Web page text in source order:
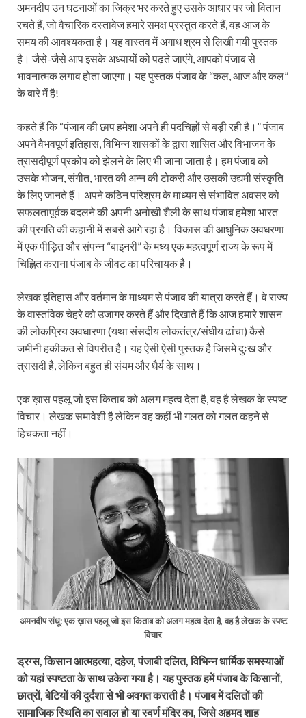
अमनदीप उन घटनाओं का जिक्र भर करते हुए उसके आधार पर जो वितान
रचते हैं, जो वैचारिक दस्तावेज हमारे समक्ष प्रस्तुत करते हैं, वह आज के
समय की आवश्यकता है। यह वास्तव में अगाध श्रम से लिखी गयी पुस्तक
है। जैसे-जैसे आप इसके अध्यायों को पढ़ते जाएंगे, आपको पंजाब से
भावनात्मक लगाव होता जाएगा। यह पुस्तक पंजाब के “कल, आज और कल”
के बारे में है!
कहते हैं कि “पंजाब की छाप हमेशा अपने ही पदचिह्नों से बड़ी रही है।” पंजाब
अपने वैभवपूर्ण इतिहास, विभिन्न शासकों के द्वारा शासित और विभाजन के
त्रासदीपूर्ण प्रकोप को झेलने के लिए भी जाना जाता है। हम पंजाब को
उसके भोजन, संगीत, भारत की अन्न की टोकरी और उसकी उद्यमी संस्कृति
के लिए जानते हैं। अपने कठिन परिश्रम के माध्यम से संभावित अवसर को
सफलतापूर्वक बदलने की अपनी अनोखी शैली के साथ पंजाब हमेशा भारत
की प्रगति की कहानी में सबसे आगे रहा है। विकास की आधुनिक अवधरणा
में एक पीड़ित और संपन्न “बाइनरी” के मध्य एक महत्वपूर्ण राज्य के रूप में
चिह्नित कराना पंजाब के जीवट का परिचायक है।
लेखक इतिहास और वर्तमान के माध्यम से पंजाब की यात्रा करते हैं। वे राज्य
के वास्तविक चेहरे को उजागर करते हैं और दिखाते हैं कि आज हमारे शासन
की लोकप्रिय अवधारणा (यथा संसदीय लोकतंत्र/संघीय ढांचा) कैसे
जमीनी हकीकत से विपरीत है। यह ऐसी ऐसी पुस्तक है जिसमे दुःख और
त्रासदी है, लेकिन बहुत ही संयम और धैर्य के साथ।
एक ख़ास पहलू जो इस किताब को अलग महत्व देता है, वह है लेखक के स्पष्ट
विचार। लेखक समावेशी है लेकिन वह कहीं भी गलत को गलत कहने से
हिचकता नहीं।
अमनदीप संधू: एक ख़ास पहलू जो इस किताब को अलग महत्व देता है, वह है लेखक के स्पष्ट
विचार
ड्रग्स, किसान आत्महत्या, दहेज, पंजाबी दलित, विभिन्न धार्मिक समस्याओं
को यहां स्पष्टता के साथ उकेरा गया है। यह पुस्तक हमें पंजाब के किसानों,
छात्रों, बेटियों की दुर्दशा से भी अवगत कराती है। पंजाब में दलितों की
सामाजिक स्थिति का सवाल हो या स्वर्ण मंदिर का, जिसे अहमद शाह